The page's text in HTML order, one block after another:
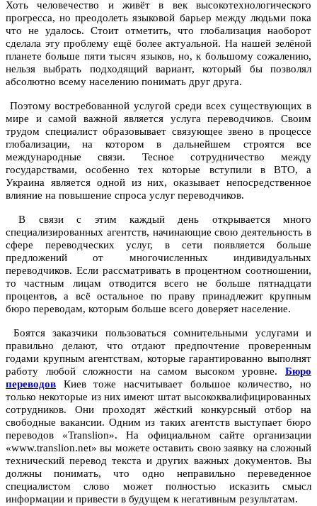
Хоть человечество и живёт в век высокотехнологического
прогресса, но преодолеть языковой барьер между людьми пока
что не удалось. Стоит отметить, что глобализация наоборот
сделала эту проблему ещё более актуальной. На нашей зелёной
планете больше пяти тысяч языков, но, к большому сожалению,
нельзя выбрать подходящий вариант, который бы позволял
абсолютно всему населению понимать друг друга.
Поэтому востребованной услугой среди всех существующих в
мире и самой важной является услуга переводчиков. Своим
трудом специалист образовывает связующее звено в процессе
глобализации, на котором в дальнейшем строятся все
международные связи. Тесное сотрудничество между
государствами, особенно тех которые вступили в ВТО, а
Украина является одной из них, оказывает непосредственное
влияние на повышение спроса услуг переводчиков.
В связи с этим каждый день открывается много
специализированных агентств, начинающие свою деятельность в
сфере переводческих услуг, в сети появляется больше
предложений от многочисленных индивидуальных
переводчиков. Если рассматривать в процентном соотношении,
то частным лицам отводится всего не больше пятнадцати
процентов, а всё остальное по праву принадлежит крупным
бюро переводам, которым больше всего доверяет население.
Боятся заказчики пользоваться сомнительными услугами и
правильно делают, что отдают предпочтение проверенным
годами крупным агентствам, которые гарантированно выполнят
работу любой сложности на самом высоком уровне. Бюро
переводов Киев тоже насчитывает большое количество, но
только некоторые из них имеют штат высококвалифицированных
сотрудников. Они проходят жёсткий конкурсный отбор на
свободные вакансии. Одним из таких агентств выступает бюро
переводов «Translion». На официальном сайте организации
«www.translion.net» вы можете оставить свою заявку на сложный
технический перевод текста и других важных документов. Вы
должны понимать, что одно неправильно переведенное
специалистом слово может полностью исказить смысл
информации и привести в будущем к негативным результатам.